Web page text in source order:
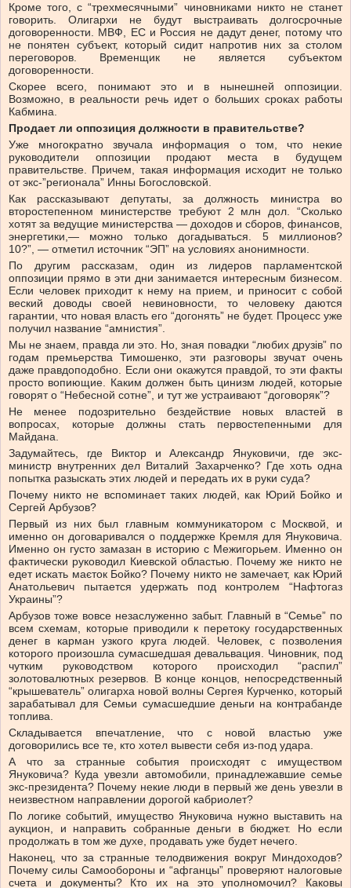
Кроме того, с “трехмесячными” чиновниками никто не станет
говорить. Олигархи не будут выстраивать долгосрочные
договоренности. МВФ, ЕС и Россия не дадут денег, потому что
не понятен субъект, который сидит напротив них за столом
переговоров. Временщик не является субъектом
договоренности.
Скорее всего, понимают это и в нынешней оппозиции.
Возможно, в реальности речь идет о больших сроках работы
Кабмина.
Продает ли оппозиция должности в правительстве?
Уже многократно звучала информация о том, что некие
руководители оппозиции продают места в будущем
правительстве. Причем, такая информация исходит не только
от экс-”регионала” Инны Богословской.
Как рассказывают депутаты, за должность министра во
второстепенном министерстве требуют 2 млн дол. “Сколько
хотят за ведущие министерства — доходов и сборов, финансов,
энергетики,— можно только догадываться. 5 миллионов?
10?”, — отметил источник “ЭП” на условиях анонимности.
По другим рассказам, один из лидеров парламентской
оппозиции прямо в эти дни занимается интересным бизнесом.
Если человек приходит к нему на прием, и приносит с собой
веский доводы своей невиновности, то человеку даются
гарантии, что новая власть его “догонять” не будет. Процесс уже
получил название “амнистия”.
Мы не знаем, правда ли это. Но, зная повадки “любих друзів” по
годам премьерства Тимошенко, эти разговоры звучат очень
даже правдоподобно. Если они окажутся правдой, то эти факты
просто вопиющие. Каким должен быть цинизм людей, которые
говорят о “Небесной сотне”, и тут же устраивают “договоряк”?
Не менее подозрительно бездействие новых властей в
вопросах, которые должны стать первостепенными для
Майдана.
Задумайтесь, где Виктор и Александр Януковичи, где экс-
министр внутренних дел Виталий Захарченко? Где хоть одна
попытка разыскать этих людей и передать их в руки суда?
Почему никто не вспоминает таких людей, как Юрий Бойко и
Сергей Арбузов?
Первый из них был главным коммуникатором с Москвой, и
именно он договаривался о поддержке Кремля для Януковича.
Именно он густо замазан в историю с Межигорьем. Именно он
фактически руководил Киевской областью. Почему же никто не
едет искать маєток Бойко? Почему никто не замечает, как Юрий
Анатольевич пытается удержать под контролем “Нафтогаз
Украины”?
Арбузов тоже вовсе незаслуженно забыт. Главный в “Семье” по
всем схемам, которые приводили к перетоку государственных
денег в карман узкого круга людей. Человек, с позволения
которого произошла сумасшедшая девальвация. Чиновник, под
чутким руководством которого происходил “распил”
золотовалютных резервов. В конце концов, непосредственный
“крышеватель” олигарха новой волны Сергея Курченко, который
зарабатывал для Семьи сумасшедшие деньги на контрабанде
топлива.
Складывается впечатление, что с новой властью уже
договорились все те, кто хотел вывести себя из-под удара.
А что за странные события происходят с имуществом
Януковича? Куда увезли автомобили, принадлежавшие семье
экс-президента? Почему некие люди в первый же день увезли в
неизвестном направлении дорогой кабриолет?
По логике событий, имущество Януковича нужно выставить на
аукцион, и направить собранные деньги в бюджет. Но если
продолжать в том же духе, продавать уже будет нечего.
Наконец, что за странные телодвижения вокруг Миндоходов?
Почему силы Самообороны и “афганцы” проверяют налоговые
счета и документы? Кто их на это уполномочил? Каковы